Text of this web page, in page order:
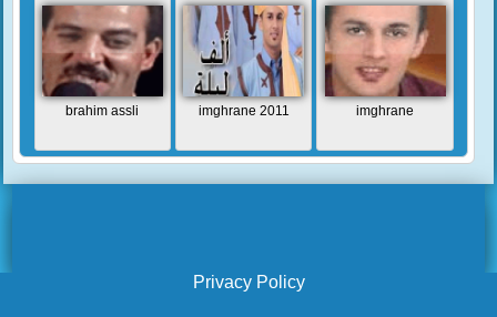
brahim assli imghrane 2011 imghrane
Privacy Policy